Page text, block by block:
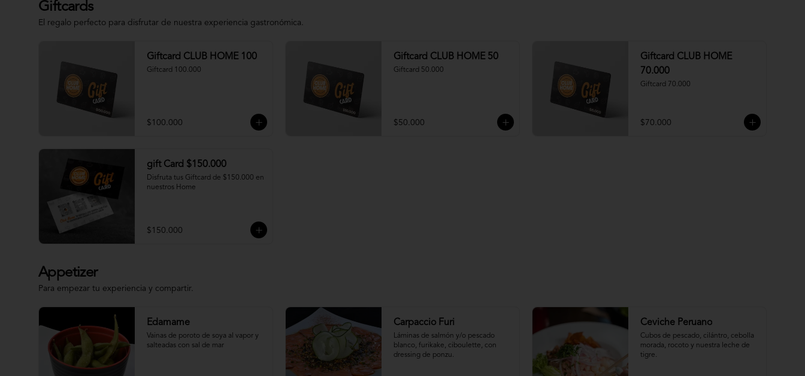
Giftcards
El regalo perfecto para disfrutar de nuestra experiencia gastronómica.
Giftcard CLUB HOME 100
Giftcard 100.000
$100.000
Giftcard CLUB HOME 50
Giftcard 50.000
$50.000
Giftcard CLUB HOME
70.000
Giftcard 70.000
$70.000
gift Card $150.000
Disfruta tus Giftcard de $150.000 en
nuestros Home
$150.000
Appetizer
Para empezar tu experiencia y compartir.
Edamame
Vainas de poroto de soya al vapor y
salteadas con sal de mar
Carpaccio Furi
Láminas de salmón y/o pescado
blanco, furikake, ciboulette, con
dressing de ponzu.
Ceviche Peruano
Cubos de pescado, cilántro, cebolla
morada, rocoto y nuestra leche de
tigre.